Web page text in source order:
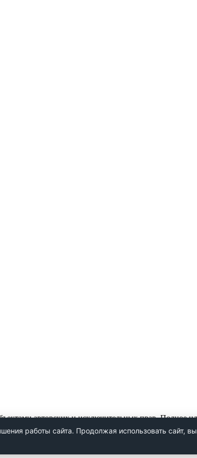
работы сайта. Продолжая использовать сайт,
авторских и исключительных прав. Полное
в соответствии с законодательством РФ.